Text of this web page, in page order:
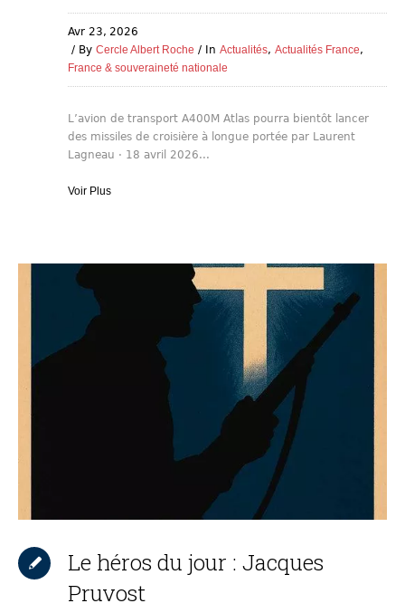
Avr 23, 2026
By Cercle Albert Roche In Actualités, Actualités France,
France & souveraineté nationale
L’avion de transport A400M Atlas pourra bientôt lancer
des missiles de croisière à longue portée par Laurent
Lagneau · 18 avril 2026...
Voir Plus
Le héros du jour : Jacques
Pruvost